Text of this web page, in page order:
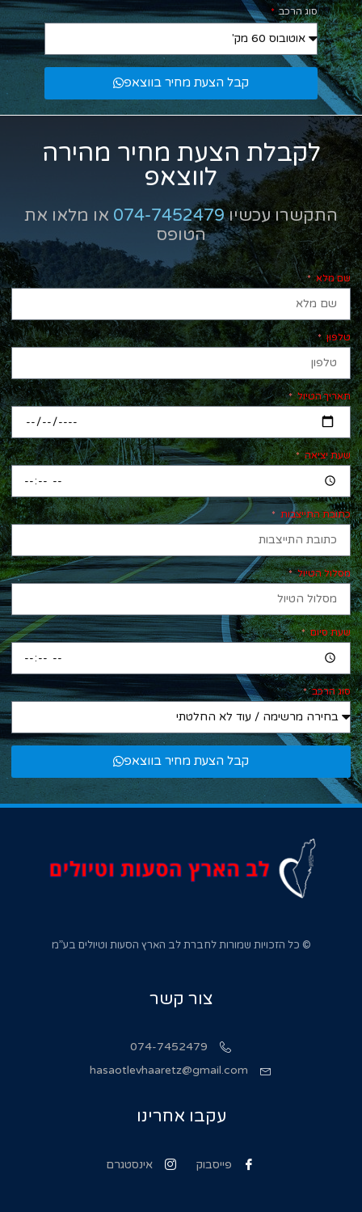
סוג הרכב
קבל הצעת מחיר בווצאפ
לקבלת הצעת מחיר מהירה
לווצאפ
התקשרו עכשיו074-7452479 או מלאו את
הטופס
שם מלא
טלפון
תאריך הטיול
שעת יציאה
כתובת התייצבות
מסלול הטיול
שעת סיום
סוג הרכב
קבל הצעת מחיר בווצאפ
© כל הזכויות שמורות לחברת לב הארץ הסעות וטיולים בע”מ
צור קשר
074-7452479
hasaotlevhaaretz@gmail.com
עקבו אחרינו
פייסבוק אינסטגרם